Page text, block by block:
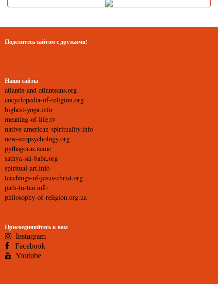
Поделитесь сайтом с друзьями!
Наши сайты
atlantis-and-atlanteans.org
encyclopedia-of-religion.org
highest-yoga.info
meaning-of-life.tv
native-american-spirituality.info
new-ecopsychology.org
pythagoras.name
sathya-sai-baba.org
spiritual-art.info
teachings-of-jesus-christ.org
path-to-tao.info
philosophy-of-religion.org.ua
Присоединяйтесь к нам
Instagram
Facebook
Youtube